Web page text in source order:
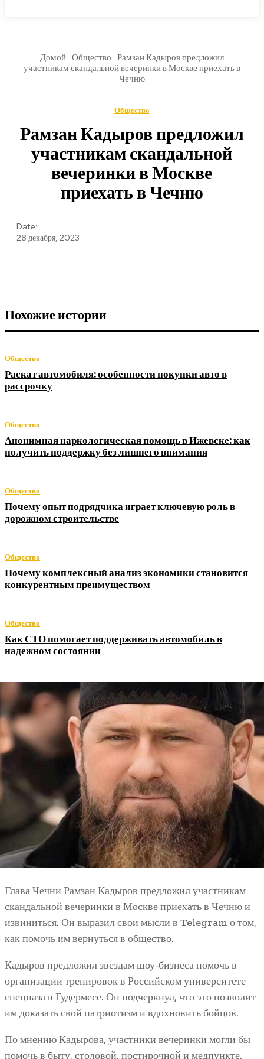
Домой Общество
Рамзан Кадыров предложил
участникам скандальной вечеринки в Москве приехать в
Чечню
Общество
Рамзан Кадыров предложил
участникам скандальной
вечеринки в Москве
приехать в Чечню
Date:
28 декабря, 2023
Похожие истории
Общество
Раскат автомобиля: особенности покупки авто в
рассрочку
Общество
Анонимная наркологическая помощь в Ижевске: как
получить поддержку без лишнего внимания
Общество
Почему опыт подрядчика играет ключевую роль в
дорожном строительстве
Общество
Почему комплексный анализ экономики становится
конкурентным преимуществом
Общество
Как СТО помогает поддерживать автомобиль в
надежном состоянии
Глава Чечни Рамзан Кадыров предложил участникам
скандальной вечеринки в Москве приехать в Чечню и
извиниться. Он выразил свои мысли в Telegram о том,
как помочь им вернуться в общество.
Кадыров предложил звездам шоу-бизнеса помочь в
организации тренировок в Российском университете
спецназа в Гудермесе. Он подчеркнул, что это позволит
им доказать свой патриотизм и вдохновить бойцов.
По мнению Кадырова, участники вечеринки могли бы
помочь в быту, столовой, постирочной и медпункте.